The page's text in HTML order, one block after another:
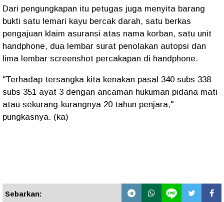
Dari pengungkapan itu petugas juga menyita barang
bukti satu lemari kayu bercak darah, satu berkas
pengajuan klaim asuransi atas nama korban, satu unit
handphone, dua lembar surat penolakan autopsi dan
lima lembar screenshot percakapan di handphone.
"Terhadap tersangka kita kenakan pasal 340 subs 338
subs 351 ayat 3 dengan ancaman hukuman pidana mati
atau sekurang-kurangnya 20 tahun penjara,"
pungkasnya. (ka)
Sebarkan: